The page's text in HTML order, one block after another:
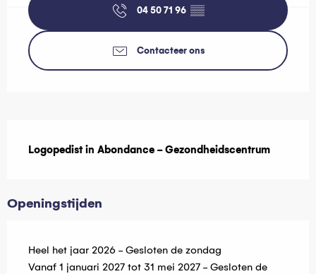
04 50 71 96 ▒▒
Contacteer ons
Logopedist in Abondance - Gezondheidscentrum
Openingstijden
Heel het jaar 2026 - Gesloten de zondag
Vanaf 1 januari 2027 tot 31 mei 2027 - Gesloten de